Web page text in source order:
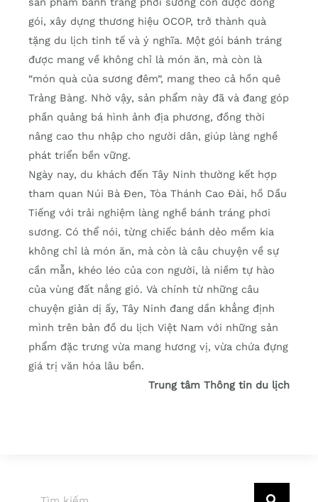
gói, xây dựng thương hiệu OCOP, trở thành quà
tặng du lịch tinh tế và ý nghĩa. Một gói bánh tráng
được mang về không chỉ là món ăn, mà còn là
“món quà của sương đêm”, mang theo cả hồn quê
Trảng Bàng. Nhờ vậy, sản phẩm này đã và đang góp
phần quảng bá hình ảnh địa phương, đồng thời
nâng cao thu nhập cho người dân, giúp làng nghề
phát triển bền vững.
Ngày nay, du khách đến Tây Ninh thường kết hợp
tham quan Núi Bà Đen, Tòa Thánh Cao Đài, hồ Dầu
Tiếng với trải nghiệm làng nghề bánh tráng phơi
sương. Có thể nói, từng chiếc bánh dẻo mềm kia
không chỉ là món ăn, mà còn là câu chuyện về sự
cần mẫn, khéo léo của con người, là niềm tự hào
của vùng đất nắng gió. Và chính từ những câu
chuyện giản dị ấy, Tây Ninh đang dần khẳng định
mình trên bản đồ du lịch Việt Nam với những sản
phẩm đặc trưng vừa mang hương vị, vừa chứa đựng
giá trị văn hóa lâu bền.
Trung tâm Thông tin du lịch